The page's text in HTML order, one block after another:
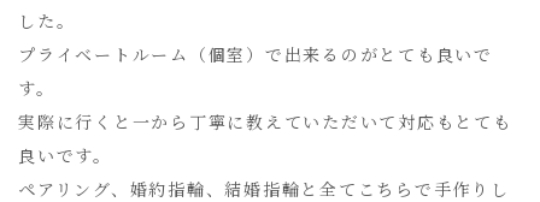
した。
プライベートルーム（個室）で出来るのがとても良いで
す。
実際に行くと一から丁寧に教えていただいて対応もとても
良いです。
ペアリング、婚約指輪、結婚指輪と全てこちらで手作りし